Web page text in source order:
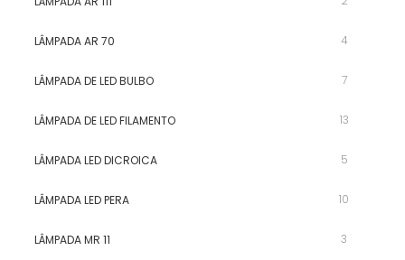
LÂMPADA AR 70 4
LÂMPADA DE LED BULBO 7
LÂMPADA DE LED FILAMENTO 13
LÂMPADA LED DICROICA 5
LÂMPADA LED PERA 10
LÂMPADA MR 11 3